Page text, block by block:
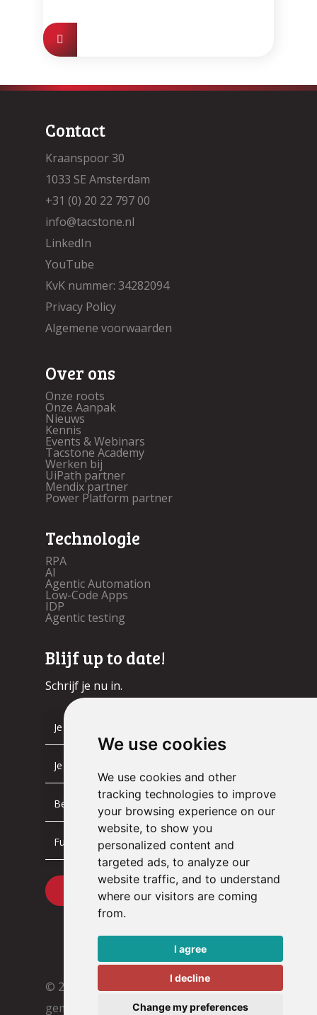
We use cookies
We use cookies and other
tracking technologies to improve
your browsing experience on our
website, to show you
personalized content and
targeted ads, to analyze our
website traffic, and to understand
where our visitors are coming
from.
I agree
I decline
Change my preferences
Contact
Kraanspoor 30
1033 SE Amsterdam
+31 (0) 20 22 797 00
info@tacstone.nl
LinkedIn
YouTube
KvK nummer: 34282094
Privacy Policy
Algemene voorwaarden
Over ons
Onze roots
Onze Aanpak
Nieuws
Kennis
Events & Webinars
Tacstone Academy
Werken bij
UiPath partner
Mendix partner
Power Platform partner
Technologie
RPA
AI
Agentic Automation
Low-Code Apps
IDP
Agentic testing
Blijf up to date!
Schrijf je nu in.
© 2026 Tacstone Technology
gemaakt:
webdesign agency Brendly&